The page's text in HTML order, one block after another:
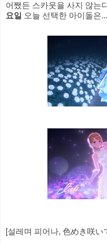
어쨌든 스카웃을 사지 않는
요일 오늘 선택한 아이돌은...
[설레며 피어나, 色めき咲い